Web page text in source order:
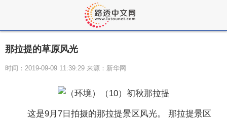
那拉提的草原风光
时间：2019-09-09 11:39:29 来源：新华网
这是9月7日拍摄的那拉提景区风光。 那拉提景区